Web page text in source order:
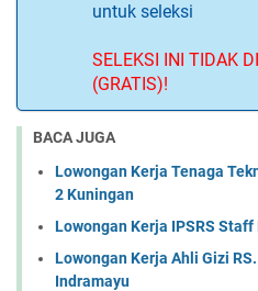
untuk seleksi
SELEKSI INI TIDAK
(GRATIS)!
BACA JUGA
Lowongan Kerja Tenaga
2 Kuningan
Lowongan Kerja IPSRS
Lowongan Kerja Ahli Gizi
Indramayu